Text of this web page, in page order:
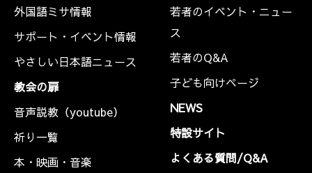
外国語ミサ情報
サポート・イベント情報
やさしい日本語ニュース
教会の扉
音声説教（youtube）
祈り一覧
本・映画・音楽
若者のイベント・ニュー
ス
若者のQ&A
子ども向けページ
NEWS
特設サイト
よくある質問/Q&A